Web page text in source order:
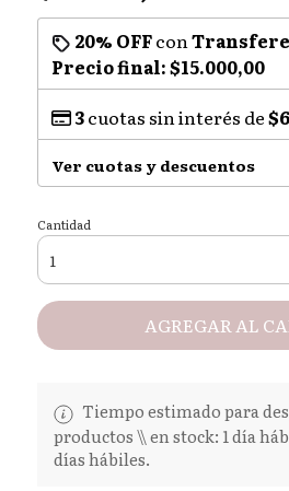
20% OFFcon
Precio final:$15.000,00
3cuotas sin interés de
Ver cuotas y descuentos
Cantidad
AGREGAR AL
Tiempo estimado para
productos \\ en stock: 1 día
días hábiles.